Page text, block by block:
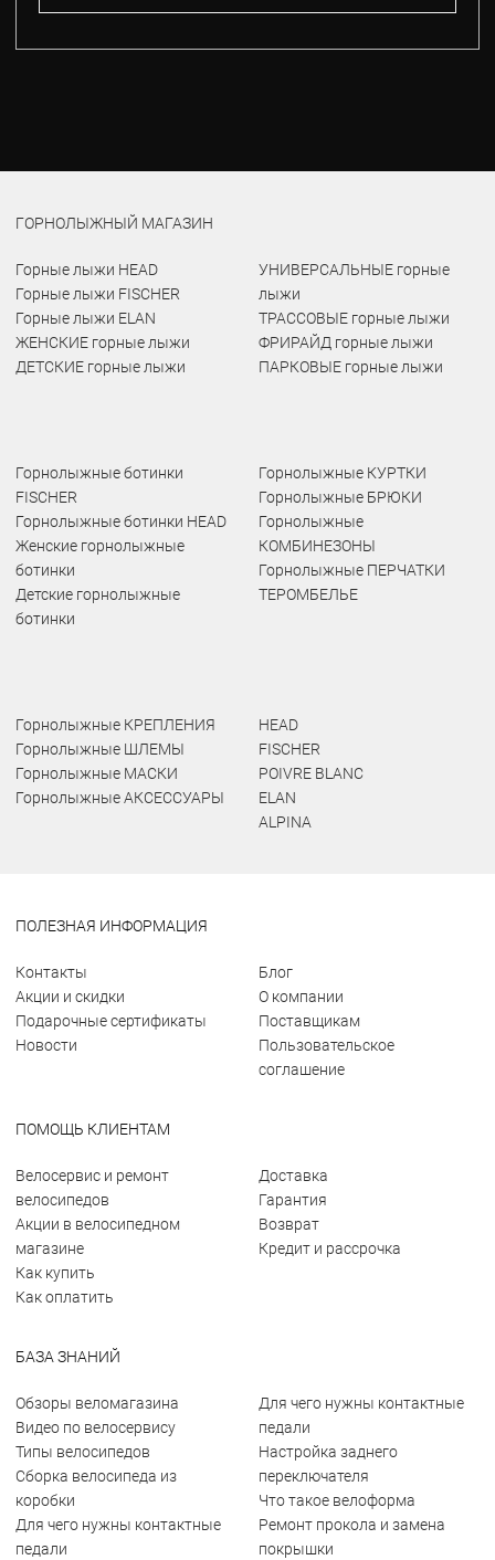
ГОРНОЛЫЖНЫЙ МАГАЗИН
Горные лыжи HEAD
Горные лыжи FISCHER
Горные лыжи ELAN
ЖЕНСКИЕ горные лыжи
ДЕТСКИЕ горные лыжи
УНИВЕРСАЛЬНЫЕ горные
лыжи
ТРАССОВЫЕ горные лыжи
ФРИРАЙД горные лыжи
ПАРКОВЫЕ горные лыжи
Горнолыжные ботинки
FISCHER
Горнолыжные ботинки HEAD
Женские горнолыжные
ботинки
Детские горнолыжные
ботинки
Горнолыжные КУРТКИ
Горнолыжные БРЮКИ
Горнолыжные
КОМБИНЕЗОНЫ
Горнолыжные ПЕРЧАТКИ
ТЕРОМБЕЛЬЕ
Горнолыжные КРЕПЛЕНИЯ
Горнолыжные ШЛЕМЫ
Горнолыжные МАСКИ
Горнолыжные АКСЕССУАРЫ
HEAD
FISCHER
POIVRE BLANC
ELAN
ALPINA
ПОЛЕЗНАЯ ИНФОРМАЦИЯ
Контакты
Акции и скидки
Подарочные сертификаты
Новости
Блог
О компании
Поставщикам
Пользовательское
соглашение
ПОМОЩЬ КЛИЕНТАМ
Велосервис и ремонт
велосипедов
Акции в велосипедном
магазине
Как купить
Как оплатить
Доставка
Гарантия
Возврат
Кредит и рассрочка
БАЗА ЗНАНИЙ
Обзоры веломагазина
Видео по велосервису
Типы велосипедов
Сборка велосипеда из
коробки
Для чего нужны контактные
педали
Для чего нужны контактные
педали
Настройка заднего
переключателя
Что такое велоформа
Ремонт прокола и замена
покрышки